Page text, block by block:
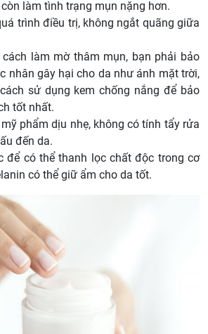
làm tình trạng mụn nặng hơn.
trình điều trị, không ngắt quãng giữa
làm mờ thâm mụn, bạn phải bảo
nhân gây hại cho da như ánh mặt trời,
sử dụng kem chống nắng để bảo
tốt nhất.
phẩm dịu nhẹ, không có tính tẩy rửa
đến da.
để có thể thanh lọc chất độc trong cơ
có thể giữ ẩm cho da tốt.